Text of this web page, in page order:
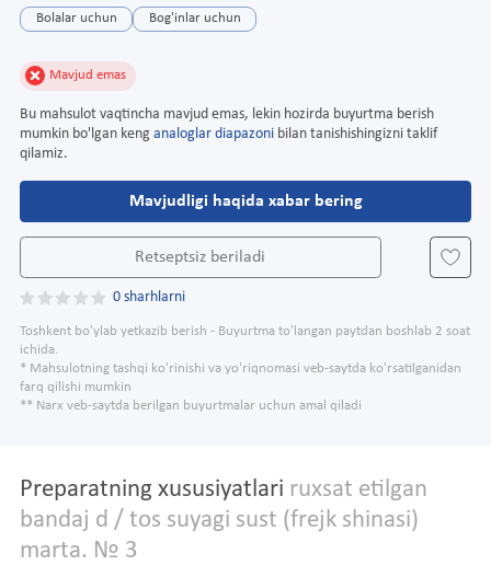
Bolalar uchun Bog'inlar uchun
Mavjud emas
Bu mahsulot vaqtincha mavjud emas, lekin hozirda buyurtma berish
mumkin bo'lgan keng analoglar diapazoni bilan tanishishingizni taklif
qilamiz.
Mavjudligi haqida xabar bering
Retseptsiz beriladi
0 sharhlarni
Toshkent bo'ylab yetkazib berish - Buyurtma to'langan paytdan boshlab 2 soat
ichida.
* Mahsulotning tashqi ko'rinishi va yo'riqnomasi veb-saytda ko'rsatilganidan
farq qilishi mumkin
** Narx veb-saytda berilgan buyurtmalar uchun amal qiladi
Preparatning xususiyatlari ruxsat etilgan
bandaj d / tos suyagi sust (frejk shinasi)
marta. № 3